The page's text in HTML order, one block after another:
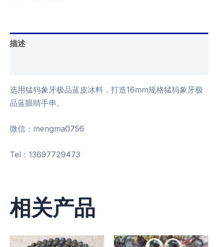
描述
选用猛犸象牙极品蓝皮冰料，打造16mm规格猛犸象牙极
品蓝眼睛手串。
微信：mengma0756
Tel：13697729473
相关产品